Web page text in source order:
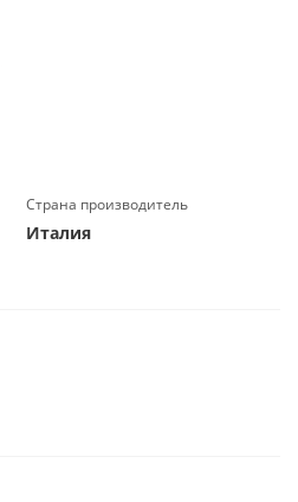
Страна производитель
Италия